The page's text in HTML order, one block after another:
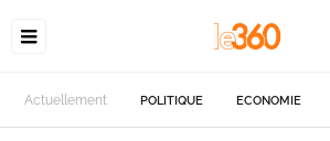
Actuellement POLITIQUE ECONOMIE